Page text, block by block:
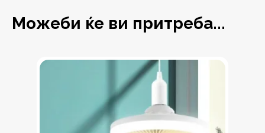
Можеби ќе ви притреба...